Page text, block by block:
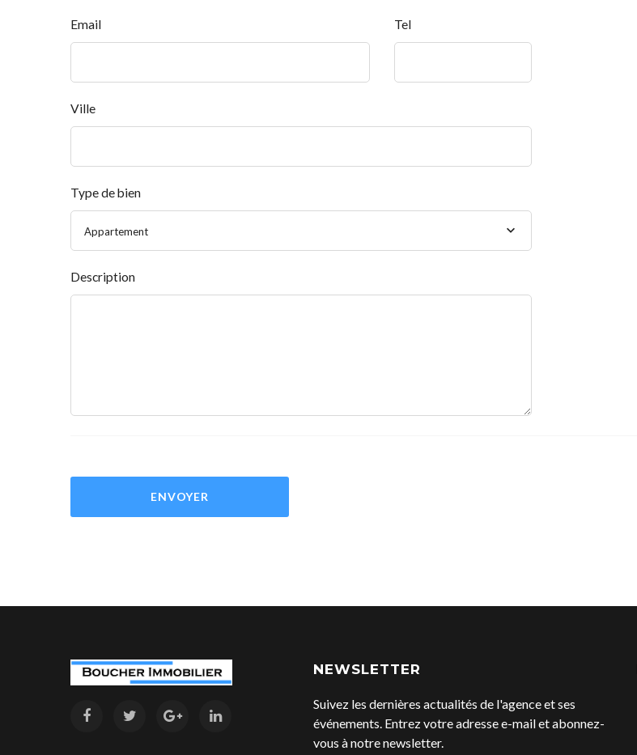
Email Tel
Ville
Type de bien
Appartement
Description
ENVOYER
NEWSLETTER
Suivez les dernières actualités de l'agence et ses
événements. Entrez votre adresse e-mail et abonnez-
vous à notre newsletter.